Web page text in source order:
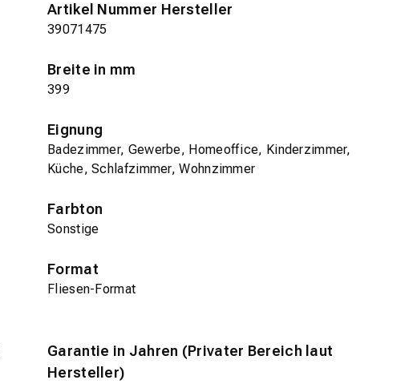
Artikel Nummer Hersteller
39071475
Breite in mm
399
Eignung
Badezimmer, Gewerbe, Homeoffice, Kinderzimmer,
Küche, Schlafzimmer, Wohnzimmer
Farbton
Sonstige
Format
Fliesen-Format
Garantie in Jahren (Privater Bereich laut
Hersteller)